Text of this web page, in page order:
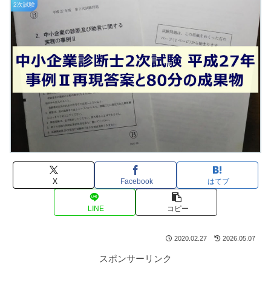
2次試験
X Facebook はてブ
LINE コピー
2020.02.27 2026.05.07
スポンサーリンク